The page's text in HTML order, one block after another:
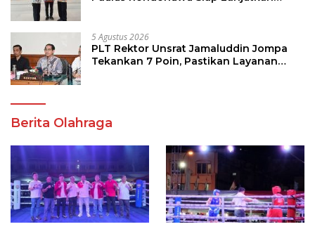
5 Agustus 2026
PLT Rektor Unsrat Jamaluddin Jompa
Tekankan 7 Poin, Pastikan Layanan
Berita Olahraga